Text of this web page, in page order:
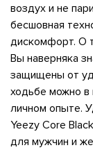
воздух и не
бесшовная
дискомфорт. О
Вы наверняка
защищены от
ходьбе можно в
личном опыте.
Yeezy Core
для мужчин и